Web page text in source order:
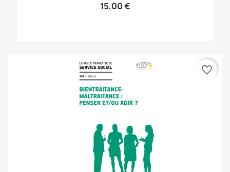
15,00 €
favorite_border